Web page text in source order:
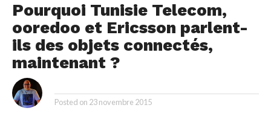
Pourquoi Tunisie Telecom,
ooredoo et Ericsson parlent-
ils des objets connectés,
maintenant ?
Posted on 23 novembre 2015